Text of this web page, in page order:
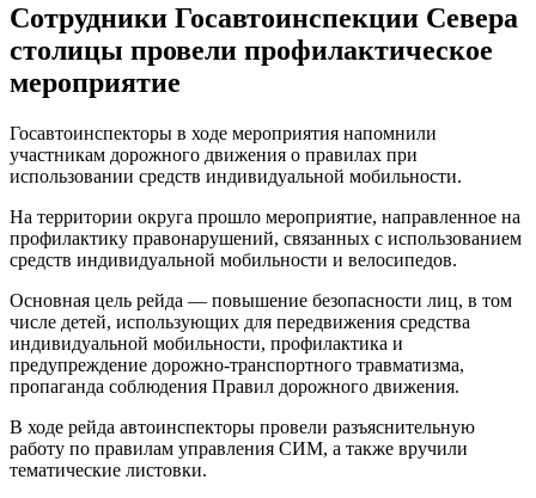
Сотрудники Госавтоинспекции Севера
столицы провели профилактическое
мероприятие
Госавтоинспекторы в ходе мероприятия напомнили
участникам дорожного движения о правилах при
использовании средств индивидуальной мобильности.
На территории округа прошло мероприятие, направленное на
профилактику правонарушений, связанных с использованием
средств индивидуальной мобильности и велосипедов.
Основная цель рейда — повышение безопасности лиц, в том
числе детей, использующих для передвижения средства
индивидуальной мобильности, профилактика и
предупреждение дорожно-транспортного травматизма,
пропаганда соблюдения Правил дорожного движения.
В ходе рейда автоинспекторы провели разъяснительную
работу по правилам управления СИМ, а также вручили
тематические листовки.